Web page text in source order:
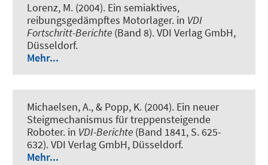
Lorenz, M. (2004). Ein semiaktives,
reibungsgedämpftes Motorlager. in VDI
Fortschritt-Berichte (Band 8). VDI Verlag GmbH,
Düsseldorf.
Mehr...
Michaelsen, A., & Popp, K. (2004). Ein neuer
Steigmechanismus für treppensteigende
Roboter. in VDI-Berichte (Band 1841, S. 625-
632). VDI Verlag GmbH, Düsseldorf.
Mehr...